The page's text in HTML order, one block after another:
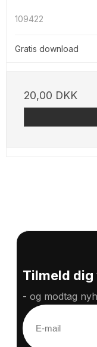
109422
Gratis download
20,00 DKK
Tilmeld dig
- og modtag
E